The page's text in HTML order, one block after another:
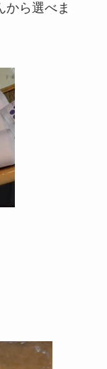
から選べま